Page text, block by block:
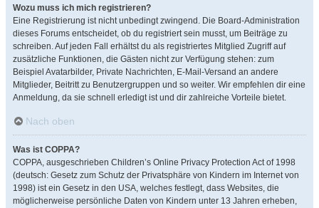
Wozu muss ich mich registrieren?
Eine Registrierung ist nicht unbedingt zwingend. Die Board-Administration
dieses Forums entscheidet, ob du registriert sein musst, um Beiträge zu
schreiben. Auf jeden Fall erhältst du als registriertes Mitglied Zugriff auf
zusätzliche Funktionen, die Gästen nicht zur Verfügung stehen: zum
Beispiel Avatarbilder, Private Nachrichten, E-Mail-Versand an andere
Mitglieder, Beitritt zu Benutzergruppen und so weiter. Wir empfehlen dir eine
Anmeldung, da sie schnell erledigt ist und dir zahlreiche Vorteile bietet.
Nach oben
Was ist COPPA?
COPPA, ausgeschrieben Children’s Online Privacy Protection Act of 1998
(deutsch: Gesetz zum Schutz der Privatsphäre von Kindern im Internet von
1998) ist ein Gesetz in den USA, welches festlegt, dass Websites, die
möglicherweise persönliche Daten von Kindern unter 13 Jahren erheben,